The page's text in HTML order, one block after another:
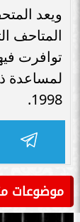
ويعد
المتاحف
توافرت
لمساعدة
1998.
موضوعات